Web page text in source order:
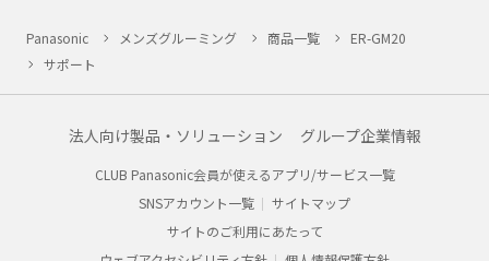
Panasonic メンズグルーミング 商品一覧
ER-GM20
サポート
法人向け製品・ソリューション グループ企業情報
CLUB Panasonic会員が使えるアプリ/サービス一覧
SNSアカウント一覧
サイトマップ
サイトのご利用にあたって